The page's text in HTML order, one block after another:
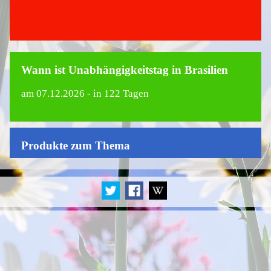
Wann ist Unabhängigkeitstag in Brasilien
am 07.12.2026 - in 122 Tagen
Produkte zum Thema